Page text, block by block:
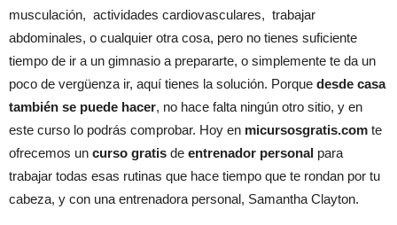
musculación, actividades cardiovasculares, trabajar
abdominales, o cualquier otra cosa, pero no tienes suficiente
tiempo de ir a un gimnasio a prepararte, o simplemente te da un
poco de vergüenza ir, aquí tienes la solución. Porque desde casa
también se puede hacer, no hace falta ningún otro sitio, y en
este curso lo podrás comprobar. Hoy en micursosgratis.com te
ofrecemos un curso gratis de entrenador personal para
trabajar todas esas rutinas que hace tiempo que te rondan por tu
cabeza, y con una entrenadora personal, Samantha Clayton.